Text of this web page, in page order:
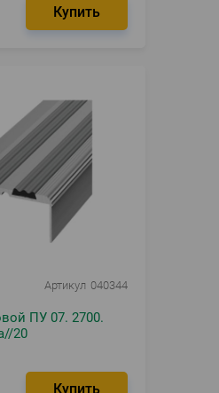
Артикул 040344
ПУ 07. 2700.
20